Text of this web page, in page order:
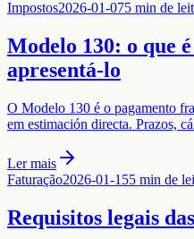
Impostos2026-01-075 min de
Modelo 130: o que
apresentá-lo
O Modelo 130 é o pagamento
em estimación directa. Prazos,
Ler mais
Faturação2026-01-155 min de
Requisitos legais